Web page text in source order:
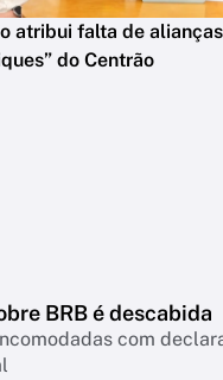
atribui falta de
do Centrão
BRB é descabida
com